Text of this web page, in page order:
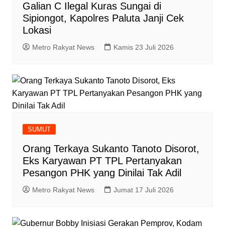
Galian C Ilegal Kuras Sungai di
Sipiongot, Kapolres Paluta Janji Cek
Lokasi
Metro Rakyat News Kamis 23 Juli 2026
SUMUT
Orang Terkaya Sukanto Tanoto Disorot,
Eks Karyawan PT TPL Pertanyakan
Pesangon PHK yang Dinilai Tak Adil
Metro Rakyat News Jumat 17 Juli 2026